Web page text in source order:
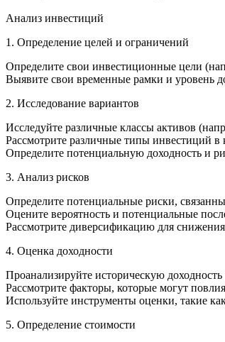
Анализ инвестиций
1. Определение целей и ограничений
Определите свои инвестиционные цели
Выявите свои временные рамки и уровень
2. Исследование вариантов
Исследуйте различные классы активов
Рассмотрите различные типы инвестиций
Определите потенциальную доходность и
3. Анализ рисков
Определите потенциальные риски,
Оцените вероятность и потенциальные
Рассмотрите диверсификацию для
4. Оценка доходности
Проанализируйте историческую
Рассмотрите факторы, которые могут
Используйте инструменты оценки, такие
5. Определение стоимости